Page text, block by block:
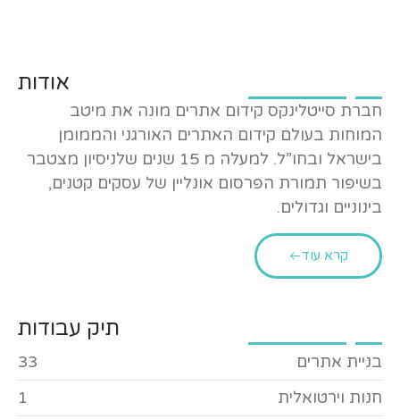
אודות
חברת סייטלינקס קידום אתרים מונה את מיטב
המוחות בעולם קידום האתרים האורגני והממומן
בישראל ובחו”ל. למעלה מ 15 שנים שלניסיון מצטבר
בשיפור תמורת הפרסום אונליין של עסקים קטנים,
בינוניים וגדולים.
קרא עוד
תיק עבודות
בניית אתרים
33
חנות וירטואלית
1